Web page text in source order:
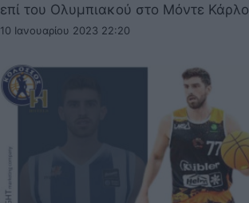
επί του Ολυμπιακού στο Μόντε Κάρλο
10 Ιανουαρίου 2023 22:20